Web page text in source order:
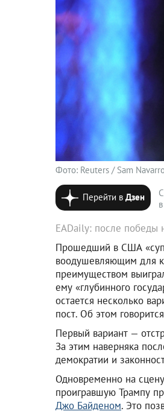
Фото: Reuters / Sam
Перейти вДзен
EADaily: после победы
Прошедший в США
воодушевляющим для
преимуществом
ему «глубинного
остается несколько
пост. Об этом
Первый вариант —
За этим наверняка
демократии и
Одновременно на
проигравшую Трампу
Джо Байденом. Это